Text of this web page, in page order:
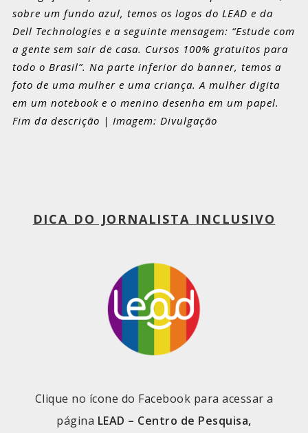
sobre um fundo azul, temos os logos do LEAD e da
Dell Technologies e a seguinte mensagem: “Estude com
a gente sem sair de casa. Cursos 100% gratuitos para
todo o Brasil”. Na parte inferior do banner, temos a
foto de uma mulher e uma criança. A mulher digita
em um notebook e o menino desenha em um papel.
Fim da descrição | Imagem: Divulgação
DICA DO JORNALISTA INCLUSIVO
Clique no ícone do Facebook para acessar a
página LEAD – Centro de Pesquisa,